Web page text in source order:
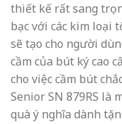
thiết kế rất sang
bạcvới các kim loại
sẽ tạo cho người
cầm của bút ký cao
cho việc cầm bút
Senior SN 879RS là
quà ý nghĩa dành